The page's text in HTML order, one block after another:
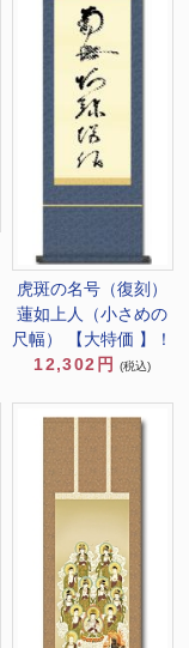
虎斑の名号（復刻）
蓮如上人（小さめの
尺幅） 【大特価 】！
12,302円
(税込)